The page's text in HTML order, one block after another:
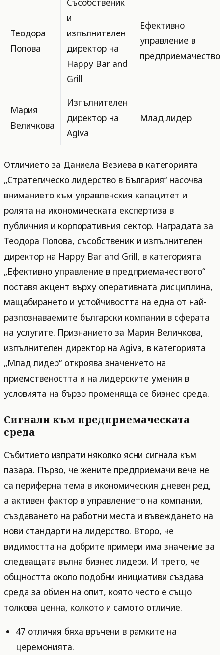
Теодора
Попова
и
изпълнителен
директор на
Happy Bar and
Grill
Ефективно
управление в
Мария
Величкова
Изпълнителен
директор на
Agiva
Млад лидер
Отличието за Даниела Везиева в категорията
„Стратегическо лидерство в България“ насочва
вниманието към управленския капацитет и
ролята на икономическата експертиза в
публичния и корпоративния сектор. Наградата за
Теодора Попова, съсобственик и изпълнителен
директор на Happy Bar and Grill, в категорията
„Ефективно управление в предприемачеството“
поставя акцент върху оперативната дисциплина,
мащабирането и устойчивостта на една от най-
разпознаваемите български компании в сферата
на услугите. Признанието за Мария Величкова,
изпълнителен директор на Agiva, в категорията
„Млад лидер“ откроява значението на
приемствеността и на лидерските умения в
условията на бързо променяща се бизнес среда.
Сигнали към предприемаческата
среда
Събитието изпрати няколко ясни сигнала към
пазара. Първо, че жените предприемачи вече не
са периферна тема в икономическия дневен ред,
а активен фактор в управлението на компании,
създаването на работни места и въвеждането на
нови стандарти на лидерство. Второ, че
видимостта на добрите примери има значение за
следващата вълна бизнес лидери. И трето, че
общността около подобни инициативи създава
среда за обмен на опит, която често е също
толкова ценна, колкото и самото отличие.
47 отличия бяха връчени в рамките на
церемонията.